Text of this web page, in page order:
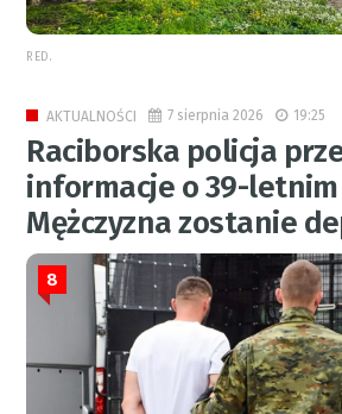
RED.
AKTUALNOŚCI 7 sierpnia 2026 19:25
Raciborska policja
informacje o 39-
Mężczyzna zostanie
8